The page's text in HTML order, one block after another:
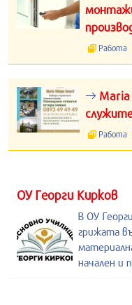
Работа
Работа
ОУ Георги Кирков
В ОУ
грижата
начален и